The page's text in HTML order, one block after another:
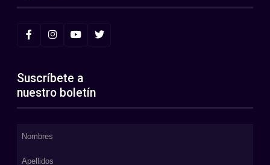
Suscríbete a
nuestro boletín